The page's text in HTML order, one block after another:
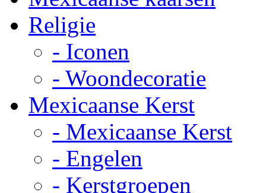
Religie
- Iconen
- Woondecoratie
Mexicaanse Kerst
- Mexicaanse Kerst
- Engelen
- Kerstgroepen